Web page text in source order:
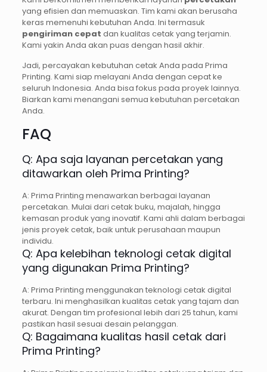
yang efisien dan memuaskan. Tim kami akan berusaha
keras memenuhi kebutuhan Anda. Ini termasuk
pengiriman cepat dan kualitas cetak yang terjamin.
Kami yakin Anda akan puas dengan hasil akhir.
Jadi, percayakan kebutuhan cetak Anda pada Prima
Printing. Kami siap melayani Anda dengan cepat ke
seluruh Indonesia. Anda bisa fokus pada proyek lainnya.
Biarkan kami menangani semua kebutuhan percetakan
Anda.
FAQ
Q: Apa saja layanan percetakan yang
ditawarkan oleh Prima Printing?
A: Prima Printing menawarkan berbagai layanan
percetakan. Mulai dari cetak buku, majalah, hingga
kemasan produk yang inovatif. Kami ahli dalam berbagai
jenis proyek cetak, baik untuk perusahaan maupun
individu.
Q: Apa kelebihan teknologi cetak digital
yang digunakan Prima Printing?
A: Prima Printing menggunakan teknologi cetak digital
terbaru. Ini menghasilkan kualitas cetak yang tajam dan
akurat. Dengan tim profesional lebih dari 25 tahun, kami
pastikan hasil sesuai desain pelanggan.
Q: Bagaimana kualitas hasil cetak dari
Prima Printing?